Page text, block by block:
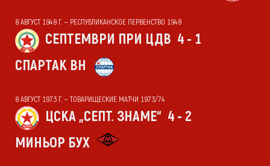
8 АВГУСТ 1948 Г. — РЕСПУБЛИКАНСКОЕ ПЕРВЕНСТВО 1948
СЕПТЕМВРИ ПРИ ЦДВ 4 - 1
СПАРТАК ВН
8 АВГУСТ 1973 Г. — ТОВАРИЩЕСКИЕ МАТЧИ 1973/74
ЦСКА „СЕПТ. ЗНАМЕ“ 4 - 2
МИНЬОР БУХ